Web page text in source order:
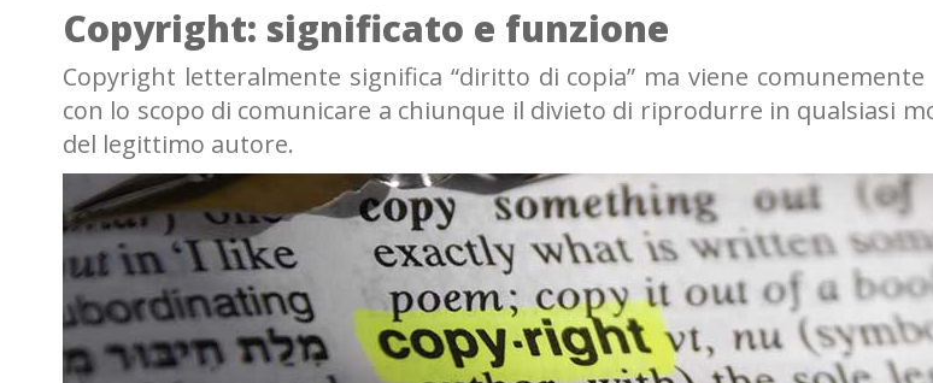
Copyright: significato e funzione
Copyright letteralmente significa “diritto di copia” ma viene
con lo scopo di comunicare a chiunque il divieto di riprodurre in qualsiasi
del legittimo autore.